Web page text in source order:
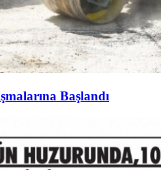
Başlandı